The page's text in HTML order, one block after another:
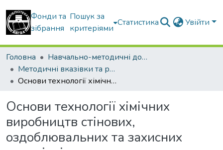
Фонди та
зібрання
Пошук за
критеріями
Статистика Увійти
Головна
Навчально-методичні документи
Методичні вказівки та рекомендації
Основи технології хімічних виробництв стінових, оздоблювальних та захисних матеріалів
Основи технології хімічних
виробництв стінових,
оздоблювальних та захисних